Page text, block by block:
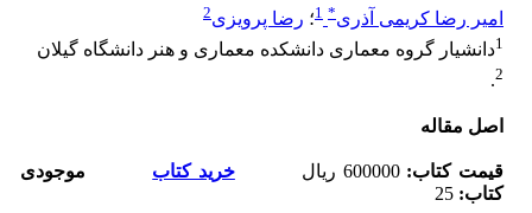
امیر رضا کریمی آذری*
1؛ رضا پرویزی2
1دانشیار گروه معماری دانشکده معماری و هنر دانشگاه گیلان
2
.
اصل مقاله
قیمت کتاب:
600000 ریالخرید کتاب
موجودی
کتاب: